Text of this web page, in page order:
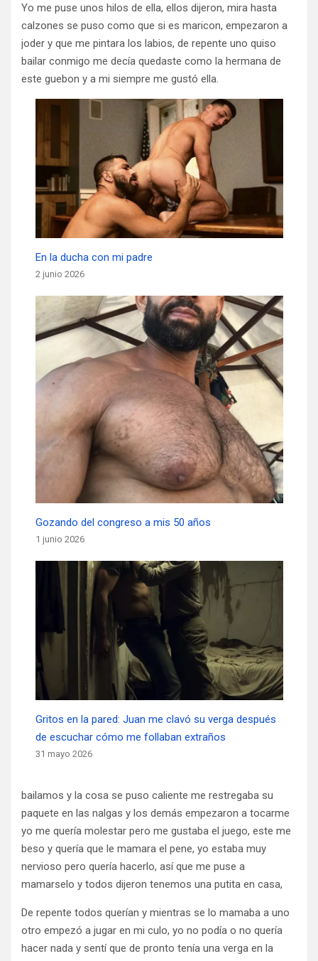
Yo me puse unos hilos de ella, ellos dijeron, mira hasta
calzones se puso como que si es maricon, empezaron a
joder y que me pintara los labios, de repente uno quiso
bailar conmigo me decía quedaste como la hermana de
este guebon y a mi siempre me gustó ella.
En la ducha con mi padre
2 junio 2026
Gozando del congreso a mis 50 años
1 junio 2026
Gritos en la pared: Juan me clavó su verga después
de escuchar cómo me follaban extraños
31 mayo 2026
bailamos y la cosa se puso caliente me restregaba su
paquete en las nalgas y los demás empezaron a tocarme
yo me quería molestar pero me gustaba el juego, este me
beso y quería que le mamara el pene, yo estaba muy
nervioso pero quería hacerlo, así que me puse a
mamarselo y todos dijeron tenemos una putita en casa,
De repente todos querían y mientras se lo mamaba a uno
otro empezó a jugar en mi culo, yo no podía o no quería
hacer nada y sentí que de pronto tenía una verga en la